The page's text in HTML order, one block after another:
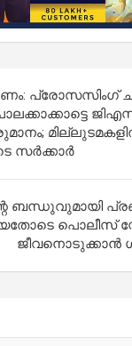
പ്രോസസിംഗ്
സർക്കാർ
ബന്ധുവുമായി
പൊലീസ്
ജീവനൊടുക്കാൻ